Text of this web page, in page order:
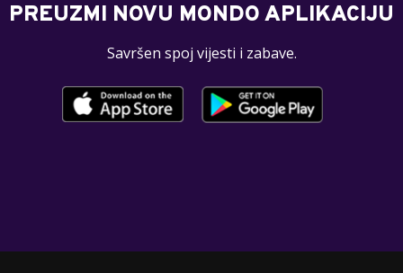
PREUZMI NOVU MONDO APLIKACIJU
Savršen spoj vijesti i zabave.